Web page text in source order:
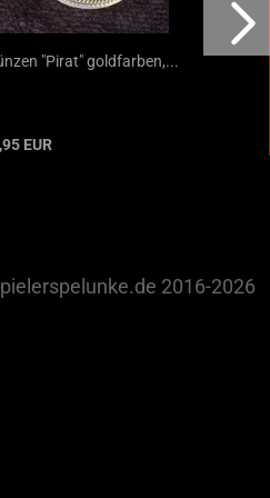
"Pirat" goldfarben,...
EUR
2016-2026